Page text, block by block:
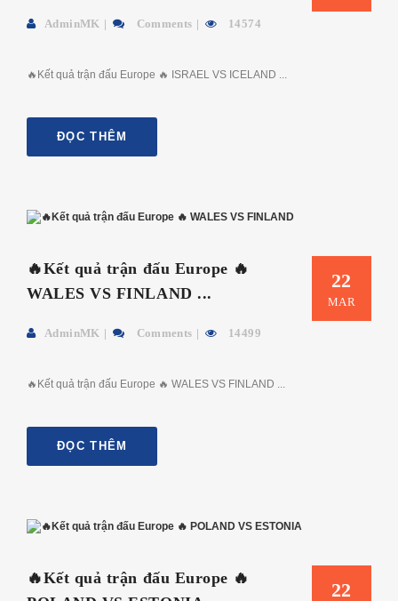
AdminMK Comments 14574
🔥Kết quả trận đấu Europe 🔥 ISRAEL VS ICELAND ...
ĐỌC THÊM
22
MAR
🔥Kết quả trận đấu Europe 🔥
WALES VS FINLAND ...
AdminMK Comments 14499
🔥Kết quả trận đấu Europe 🔥 WALES VS FINLAND ...
ĐỌC THÊM
22
🔥Kết quả trận đấu Europe 🔥